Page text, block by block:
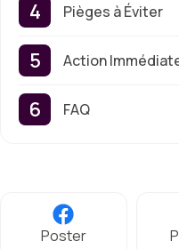
Pièges à Éviter
Action
FAQ
Poster